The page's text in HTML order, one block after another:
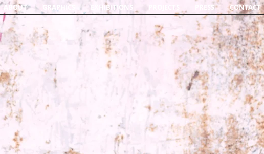
ABOUT GRAPHICS EXHIBITIONS PROJECTS PRESS CONTACT